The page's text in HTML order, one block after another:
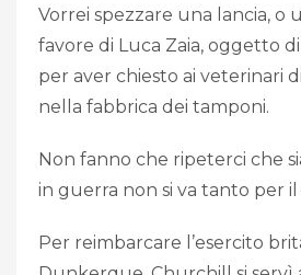
Vorrei spezzare una lancia, o
favore di Luca Zaia, oggetto
per aver chiesto ai veterinari
nella fabbrica dei tamponi.
Non fanno che ripeterci che
in guerra non si va tanto per il
Per reimbarcare l’esercito